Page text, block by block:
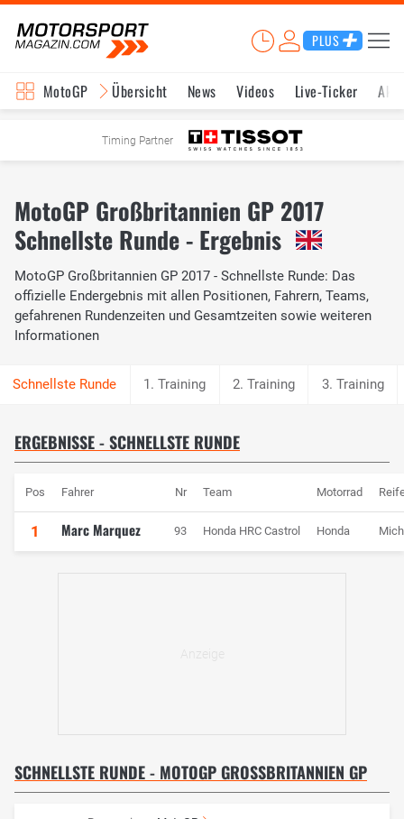
PLUS
MotoGP Übersicht News Videos Live-Ticker
Timing Partner
MotoGP Großbritannien GP 2017
Schnellste Runde - Ergebnis
MotoGP Großbritannien GP 2017 - Schnellste Runde: Das
offizielle Endergebnis mit allen Positionen, Fahrern, Teams,
gefahrenen Rundenzeiten und Gesamtzeiten sowie weiteren
Informationen
1. Training 2. Training 3. Training
ERGEBNISSE - SCHNELLSTE RUNDE
Pos Fahrer Nr Team Motorrad
1 Marc Marquez 93 Honda HRC Castrol Honda
SCHNELLSTE RUNDE - MOTOGP GROSSBRITANNIEN GP